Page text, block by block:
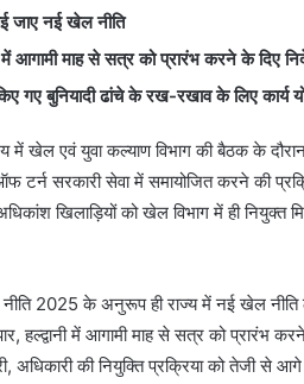
जाए नई खेल नीति
में आगामी माह से सत्र को प्रारंभ करने के दिए
गए बुनियादी ढांचे के रख-रखाव के लिए कार्य
में खेल एवं युवा कल्याण विभाग की बैठक के दौरान
टर्न सरकारी सेवा में समायोजित करने की
खिलाड़ियों को खेल विभाग में ही नियुक्त
नीति 2025 के अनुरूप ही राज्य में नई खेल
हल्द्वानी में आगामी माह से सत्र को प्रारंभ
अधिकारी की नियुक्ति प्रक्रिया को तेजी से